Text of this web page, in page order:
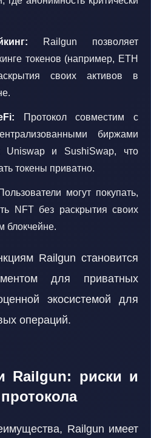
Railgun позволяет
токенов (например, ETH
своих активов в
Протокол совместим с
биржами
Uniswap и SushiSwap, что
токены приватно.
могут покупать,
NFT без раскрытия своих
блокчейне.
Railgun становится
для приватных
экосистемой для
операций.
Railgun: риски и
Railgun имеет